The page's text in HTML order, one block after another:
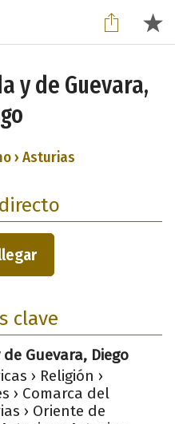
y de Guevara,
› Asturias
clave
Guevara, Diego
› Religión ›
› Comarca del
› Oriente de